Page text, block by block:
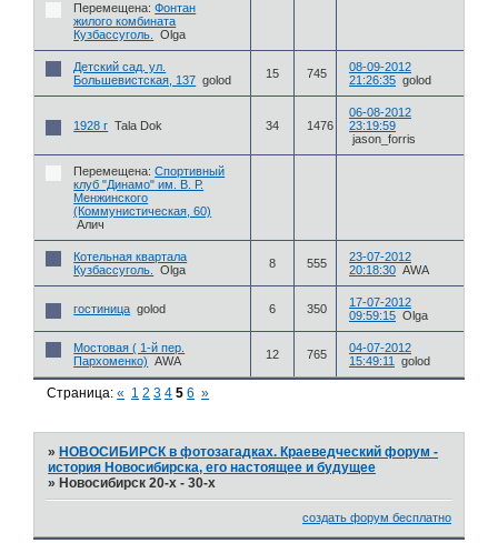
Перемещена: Фонтан
жилого комбината
Кузбассуголь.
Olga
Детский сад. ул.
Большевистская, 137 golod 15 745
08-09-2012
21:26:35 golod
1928 г Tala Dok 34 1476
06-08-2012
23:19:59
jason_forris
Перемещена: Спортивный
клуб "Динамо" им. В. Р.
Менжинского
(Коммунистическая, 60)
Алич
Котельная квартала
Кузбассуголь.
Olga 8 555
23-07-2012
20:18:30 AWA
гостиница golod 6 350
17-07-2012
09:59:15 Olga
Мостовая ( 1-й пер.
Пархоменко)
AWA 12 765
04-07-2012
15:49:11
golod
Страница:« 1 2 3 4 5 6 »
»НОВОСИБИРСК в фотозагадках. Краеведческий форум -
история Новосибирска, его настоящее и будущее
»Новосибирск 20-х - 30-х
создать форум бесплатно